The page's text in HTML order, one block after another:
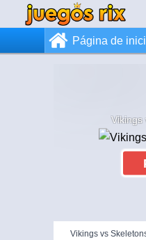
Página de
Vikings
Vikings vs